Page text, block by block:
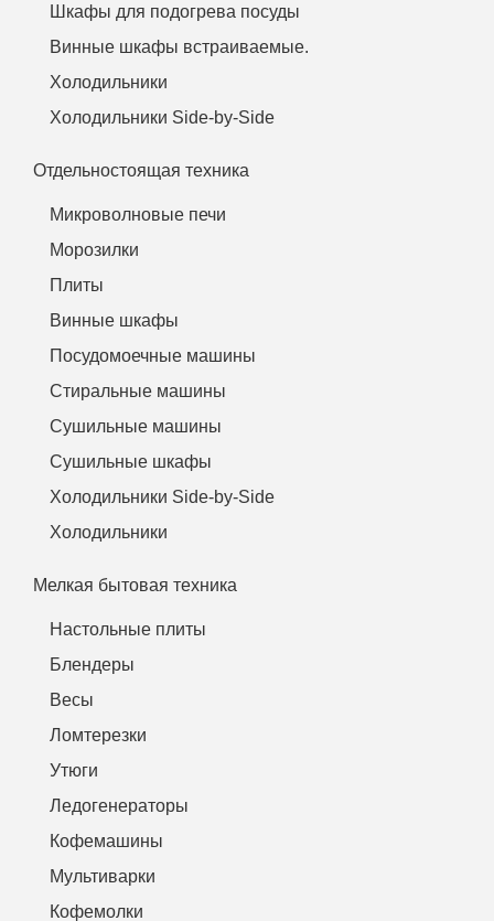
Шкафы для подогрева посуды
Винные шкафы встраиваемые.
Холодильники
Холодильники Side-by-Side
Отдельностоящая техника
Микроволновые печи
Морозилки
Плиты
Винные шкафы
Посудомоечные машины
Стиральные машины
Сушильные машины
Сушильные шкафы
Холодильники Side-by-Side
Холодильники
Мелкая бытовая техника
Настольные плиты
Блендеры
Весы
Ломтерезки
Утюги
Ледогенераторы
Кофемашины
Мультиварки
Кофемолки